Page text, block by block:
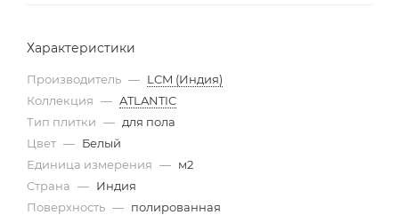
Характеристики
Производитель — LCM (Индия)
Коллекция — ATLANTIC
Тип плитки — для пола
Цвет — Белый
Единица измерения — м2
Страна — Индия
Поверхность — полированная